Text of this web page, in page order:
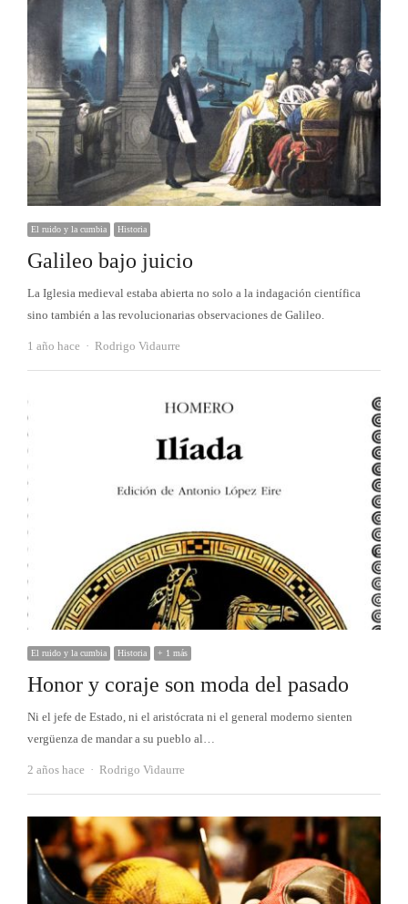
El ruido y la cumbia Historia
Galileo bajo juicio
La Iglesia medieval estaba abierta no solo a la indagación científica
sino también a las revolucionarias observaciones de Galileo.
1 año hace Autor
Rodrigo Vidaurre
El ruido y la cumbia Historia + 1 más
Honor y coraje son moda del pasado
Ni el jefe de Estado, ni el aristócrata ni el general moderno sienten
vergüenza de mandar a su pueblo al…
2 años hace Autor
Rodrigo Vidaurre